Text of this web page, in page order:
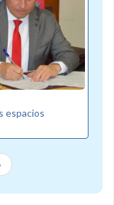
espacios